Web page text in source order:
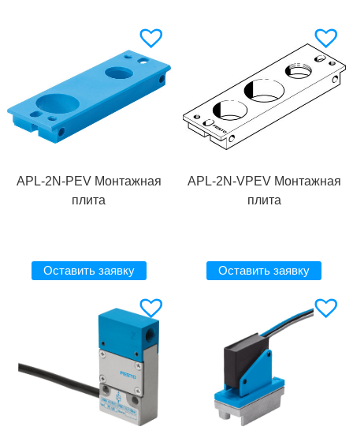
APL-2N-PEV Монтажная
плита
Оставить заявку
APL-2N-VPEV Монтажная
плита
Оставить заявку